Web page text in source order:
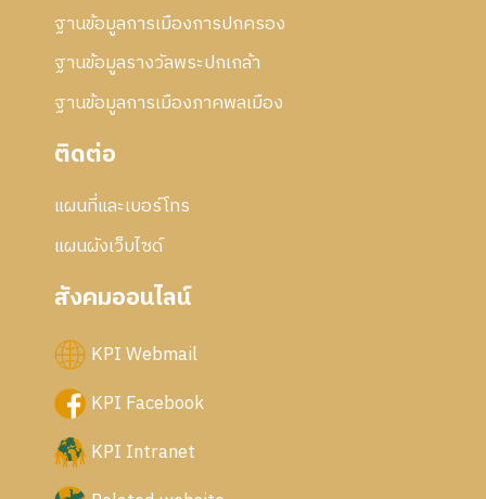
ฐานข้อมูลการเมืองการปกครอง
ฐานข้อมูลรางวัลพระปกเกล้า
ฐานข้อมูลการเมืองภาคพลเมือง
ติดต่อ
แผนที่และเบอร์โทร
แผนผังเว็บไซด์
สังคมออนไลน์
KPI Webmail
KPI Facebook
KPI Intranet